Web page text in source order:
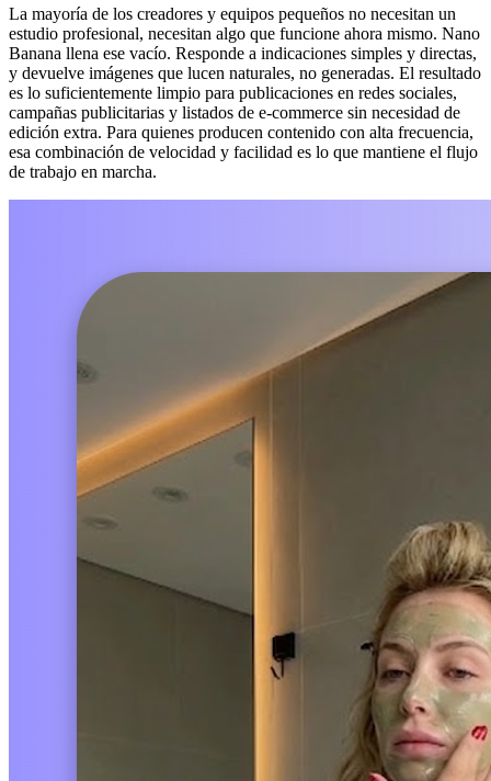
La mayoría de los creadores y equipos pequeños no necesitan un
estudio profesional, necesitan algo que funcione ahora mismo. Nano
Banana llena ese vacío. Responde a indicaciones simples y directas,
y devuelve imágenes que lucen naturales, no generadas. El resultado
es lo suficientemente limpio para publicaciones en redes sociales,
campañas publicitarias y listados de e-commerce sin necesidad de
edición extra. Para quienes producen contenido con alta frecuencia,
esa combinación de velocidad y facilidad es lo que mantiene el flujo
de trabajo en marcha.